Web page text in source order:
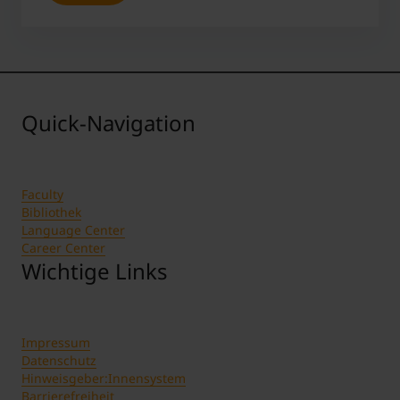
Quick-Navigation
Faculty
Bibliothek
Language Center
Career Center
Wichtige Links
Impressum
Datenschutz
Hinweisgeber:Innensystem
Barrierefreiheit